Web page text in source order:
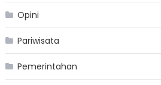
Opini
Pariwisata
Pemerintahan